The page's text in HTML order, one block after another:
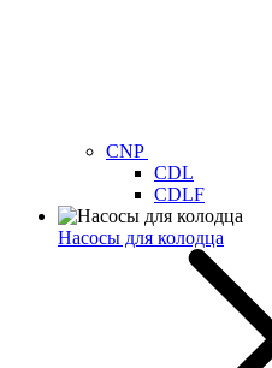
CNP
CDL
CDLF
Насосы для колодца